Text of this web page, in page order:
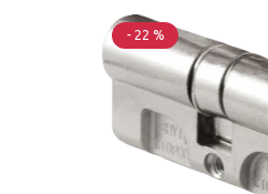
- 22 %